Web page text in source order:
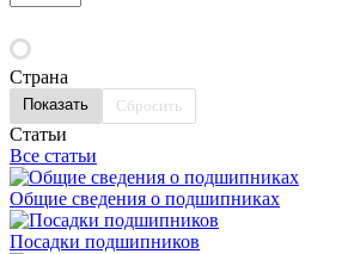
Страна
Сбросить
Статьи
Все статьи
Общие сведения о подшипниках
Посадки подшипников